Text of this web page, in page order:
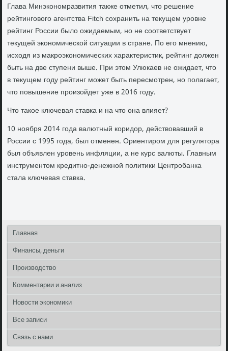
Глава Минэкономразвития также отметил, что решение
рейтингового агентства Fitch сохранить на текущем уровне
рейтинг России было ожидаемым, но не соответствует
текущей экономической ситуации в стране. По его мнению,
исходя из макроэкономических характеристик, рейтинг должен
быть на две ступени выше. При этом Улюкаев не ожидает, что
в текущем году рейтинг может быть пересмотрен, но полагает,
что повышение произойдет уже в 2016 году.
Что такое ключевая ставка и на что она влияет?
10 ноября 2014 года валютный коридор, действовавший в
России с 1995 года, был отменен. Ориентиром для регулятора
был объявлен уровень инфляции, а не курс валюты. Главным
инструментом кредитно-денежной политики Центробанка
стала ключевая ставка.
Главная
Финансы, деньги
Производство
Комментарии и анализ
Новости экономики
Все записи
Связь с нами